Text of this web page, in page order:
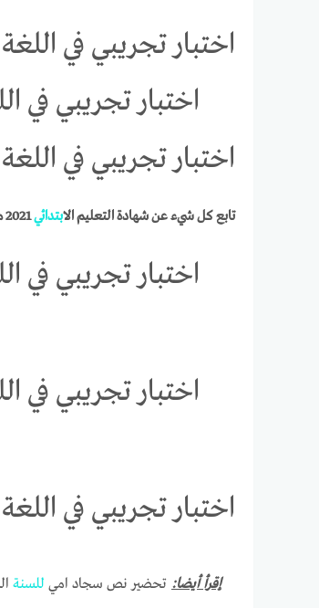
اختبار تجريبي في اللغة
اختبار تجريبي في
اختبار تجريبي في اللغة
تابع كل شيء عن شهادة التعليم الابتدائي2021 من هنا:
اختبار تجريبي في
اختبار تجريبي في
اختبار تجريبي في اللغة
إقرأ أيضا: تحضير نص سجاد امي للسنة